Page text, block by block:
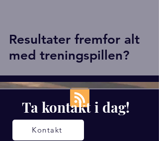
Resultater fremfor alt
med treningspillen?
Ta kontakt i dag!
Kontakt